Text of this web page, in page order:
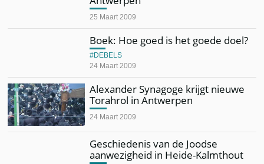
25 Maart 2009
Boek: Hoe goed is het goede doel?
24 Maart 2009
DEBELS
Alexander Synagoge krijgt nieuwe
Torahrol in Antwerpen
24 Maart 2009
Geschiedenis van de Joodse
aanwezigheid in Heide-Kalmthout